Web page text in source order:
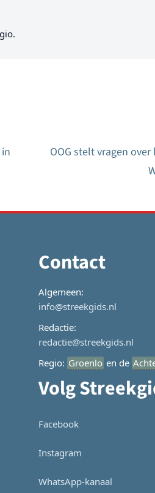
OOG stelt vragen
Contact
Algemeen:
info@streekgids.nl
Redactie:
redactie@streekgids.nl
Regio: Groenlo en de
Volg
Facebook
Instagram
WhatsApp-kanaal